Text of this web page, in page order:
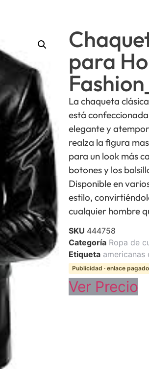
para
La chaqueta
está
elegante y
realza la figura
para un look más
botones y los
Disponible en
estilo,
cualquier hombre
SKU 444758
Categoría Ropa de
Etiqueta americanas
Publicidad · enlace pagado
Ver Precio